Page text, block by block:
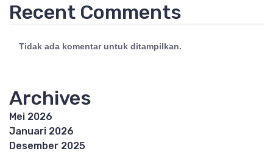
Recent Comments
Tidak ada komentar untuk ditampilkan.
Archives
Mei 2026
Januari 2026
Desember 2025